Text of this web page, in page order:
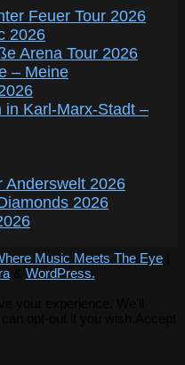
Feuer Tour 2026
2026
Arena Tour 2026
– Meine
in Karl-Marx-Stadt –
Anderswelt 2026
2026
Music Meets The Eye
& WordPress.